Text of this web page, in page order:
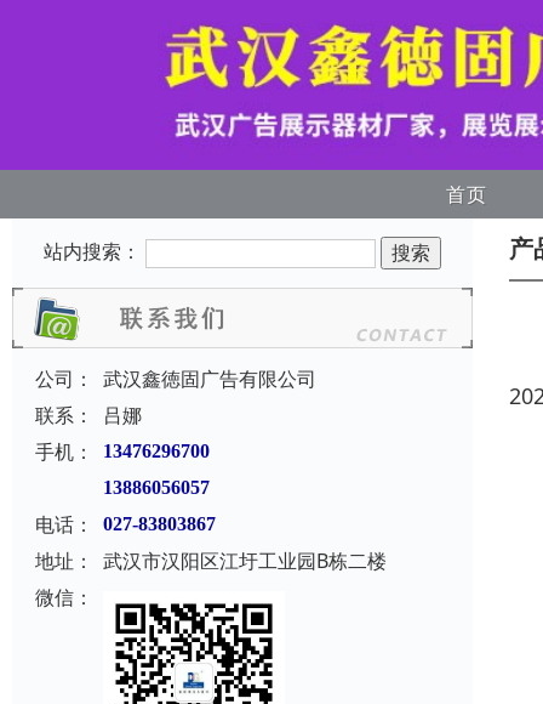
首页
站内搜索：
公司：
武汉鑫徳固广告有限公司
联系：
吕娜
手机：
13476296700
13886056057
电话： 027-83803867
地址：
武汉市汉阳区江圩工业园B栋二楼
微信：
产